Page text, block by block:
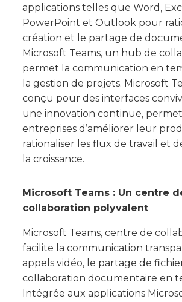
applications telles que Word,
PowerPoint et Outlook pour
création et le partage de
Microsoft Teams, un hub de
permet la communication en
la gestion de projets. Microsoft
conçu pour des interfaces
une innovation continue,
entreprises d’améliorer leur
rationaliser les flux de travail et
la croissance.
Microsoft Teams : Un centre
collaboration polyvalent
Microsoft Teams, centre de
facilite la communication
appels vidéo, le partage de
collaboration documentaire en
Intégrée aux applications